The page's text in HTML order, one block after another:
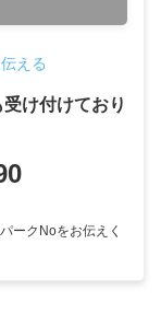
える
け付けており
ークNoをお伝えく